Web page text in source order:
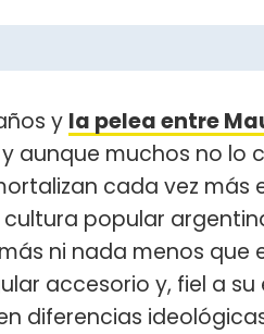
y la pelea entre
aunque muchos no lo
cada vez más
popular
ni nada menos que
accesorio y, fiel a
diferencias